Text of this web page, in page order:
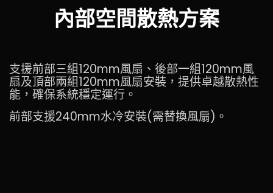
內部空間散熱方案
支援前部三組120mm風扇、後部一組120mm風
扇及頂部兩組120mm風扇安裝，提供卓越散熱性
能，確保系統穩定運行。
前部支援240mm水冷安裝(需替換風扇)。